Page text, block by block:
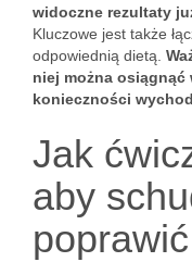
widoczne rezultaty
Kluczowe jest także
odpowiednią dietą.
niej można osiągnąć
konieczności
Jak
aby